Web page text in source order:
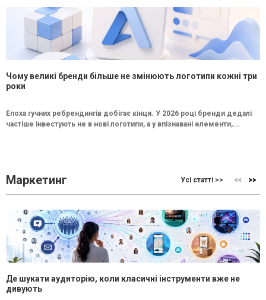
Чому великі бренди більше не змінюють логотипи кожні три
роки
Епоха гучних ребрендингів добігає кінця. У 2026 році бренди дедалі
частіше інвестують не в нові логотипи, а у впізнавані елементи,...
Маркетинг Усі статті >>
Де шукати аудиторію, коли класичні інструменти вже не
дивують